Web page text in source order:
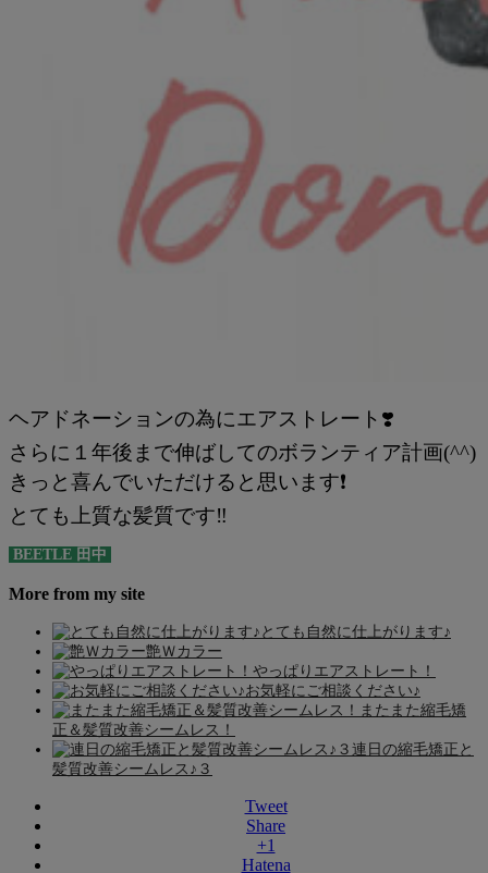
ヘアドネーションの為にエアストレート❣️
さらに１年後まで伸ばしてのボランティア計画(^^)
きっと喜んでいただけると思います❗️
とても上質な髪質です‼️
BEETLE 田中
More from my site
とても自然に仕上がります♪
艶Ｗカラー
やっぱりエアストレート！
お気軽にご相談ください♪
またまた縮毛矯
正＆髪質改善シームレス！
連日の縮毛矯正と
髪質改善シームレス♪３
Tweet
Share
+1
Hatena